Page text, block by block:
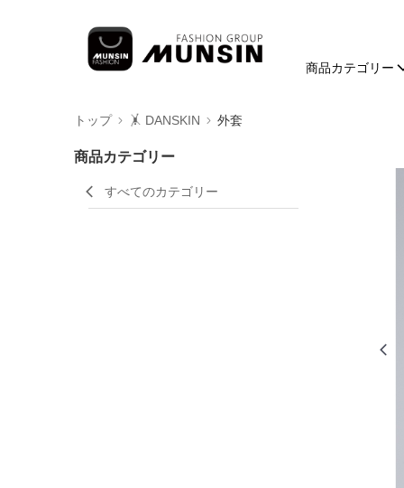
商品カテゴリー
トップ 🤸 DANSKIN 外套
商品カテゴリー
すべてのカテゴリー